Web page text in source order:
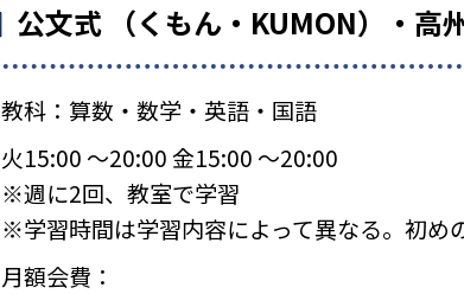
公文式 （くもん・KUMON）・高
教科：算数・数学・英語・国語
火15:00 〜20:00 金15:00 〜20:00
※週に2回、教室で学習
※学習時間は学習内容によって異なる。初め
月額会費：